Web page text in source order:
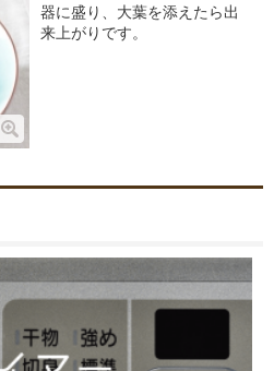
器に盛り、大葉を添えたら出
来上がりです。